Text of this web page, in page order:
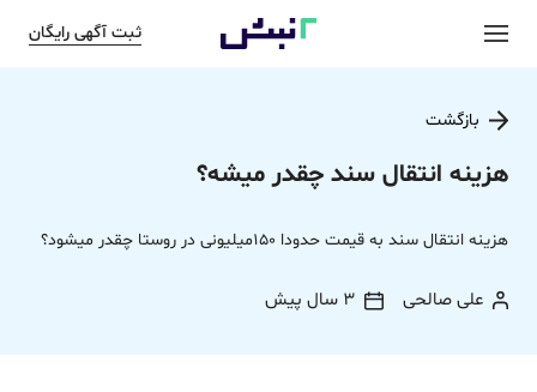
ثبت آگهی رایگان
بازگشت
هزینه انتقال سند چقدر میشه؟
هزینه انتقال سند به قیمت حدودا 150میلیونی در روستا چقدر میشود؟
علی صالحی 3 سال پیش